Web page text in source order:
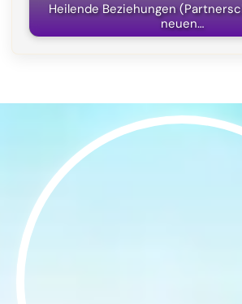
Heilende Beziehungen
neuen…